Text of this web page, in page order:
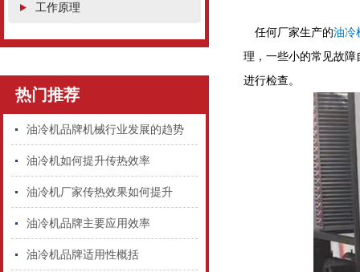
工作原理
热门推荐
油冷机品牌机械行业发展的趋势
油冷机如何提升传热效率
油冷机厂家传热效果如何提升
油冷机品牌主要应用效率
油冷机品牌适用性概括
任何厂家生产的油冷
理，一些小的常见故
进行检查。